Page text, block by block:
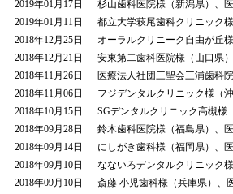
2019年01月17日
杉山歯科医院様（新潟県）、
2019年01月11日
都立大学萩尾歯科クリニック
2018年12月25日
オーラルクリニーク自由が丘
2018年12月21日
安東第二歯科医院様（山口県
2018年11月26日
医療法人社団三聖会三浦歯科
2018年11月06日
フジデンタルクリニック様（
2018年10月15日
SGデンタルクリニック高槻様
2018年09月28日
鈴木歯科医院様（福島県）、
2018年09月14日
にしがき歯科様（福岡県）、
2018年09月10日
なないろデンタルクリニック
2018年09月10日
斎藤 小児歯科様（兵庫県）、